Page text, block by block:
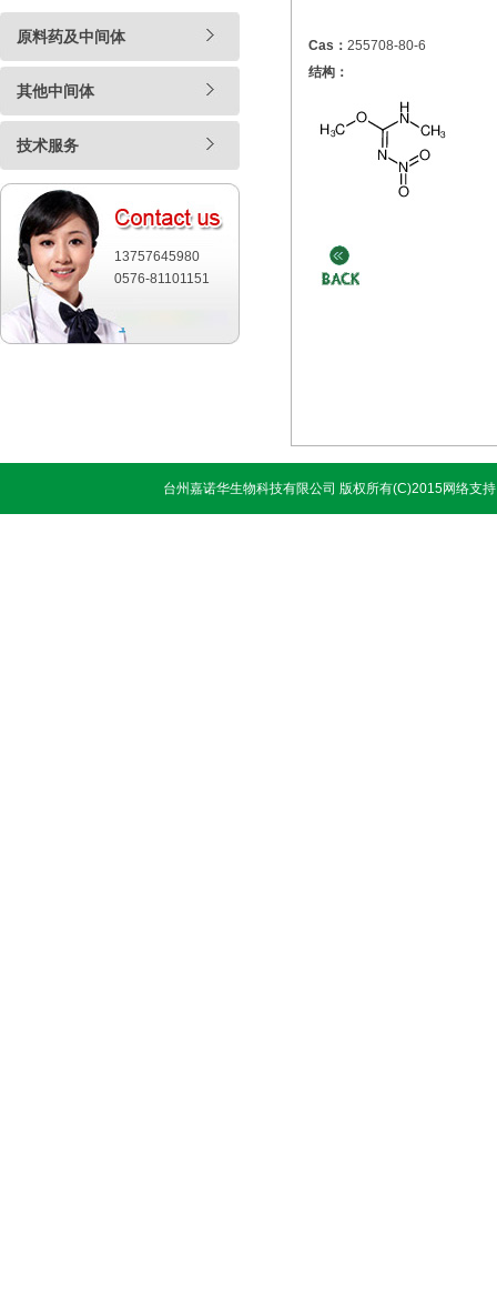
原料药及中间体
其他中间体
技术服务
13757645980
0576-81101151
Cas： 255708-80-6
结构：
台州嘉诺华生物科技有限公司 版权所有(C)2015网络支